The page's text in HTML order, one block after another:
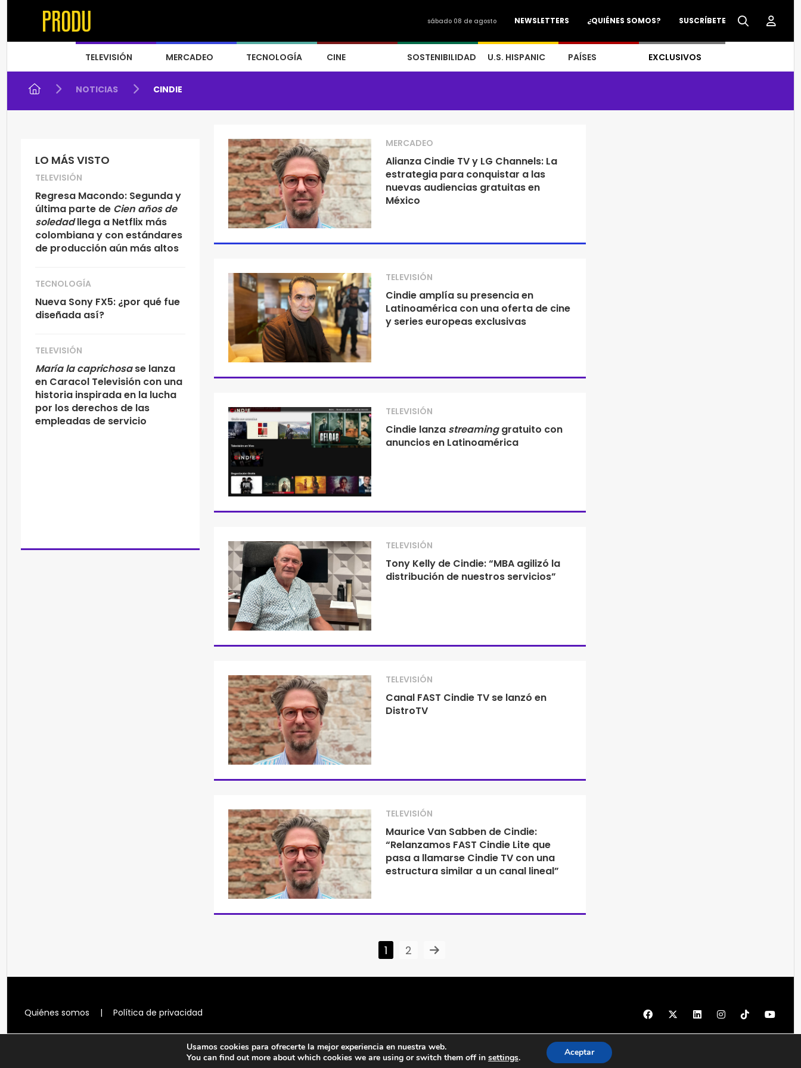
SUSCRÍBETE
¿QUIÉNES SOMOS?
NEWSLETTERS
sábado 08 de agosto
TELEVISIÓN MERCADEO TECNOLOGÍA CINE SOSTENIBILIDAD U.S. HISPANIC PAÍSES EXCLUSIVOS
NOTICIAS CINDIE
LO MÁS VISTO
TELEVISIÓN
Regresa Macondo: Segunda y
última parte de Cien años de
soledadllega a Netflix más
colombiana y con estándares
de producción aún más altos
TECNOLOGÍA
Nueva Sony FX5: ¿por qué fue
diseñada así?
TELEVISIÓN
María la caprichosase lanza
en Caracol Televisión con una
historia inspirada en la lucha
por los derechos de las
empleadas de servicio
MERCADEO
Alianza Cindie TV y LG Channels: La
estrategia para conquistar a las
nuevas audiencias gratuitas en
México
TELEVISIÓN
Cindie amplía su presencia en
Latinoamérica con una oferta de cine
y series europeas exclusivas
TELEVISIÓN
Cindie lanza streaminggratuito con
anuncios en Latinoamérica
TELEVISIÓN
Tony Kelly de Cindie: “MBA agilizó la
distribución de nuestros servicios”
TELEVISIÓN
Canal FAST Cindie TV se lanzó en
DistroTV
TELEVISIÓN
Maurice Van Sabben de Cindie:
“Relanzamos FAST Cindie Lite que
pasa a llamarse Cindie TV con una
estructura similar a un canal lineal”
1 2
Quiénes somos | Política de privacidad
© 1997 - 2026 PRODU - Todos los derechos reservados
Usamos cookies para ofrecerte la mejor experiencia en nuestra web.
You can find out more about which cookies we are using or switch them off in settings. Aceptar